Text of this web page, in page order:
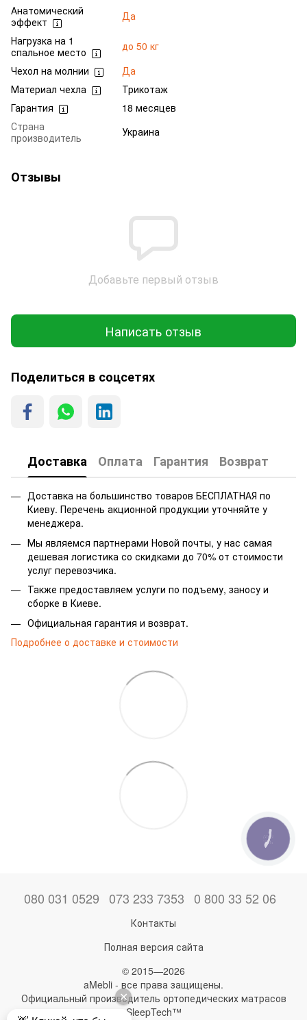
Анатомический
эффект
Да
Нагрузка на 1
спальное место
до 50 кг
Чехол на молнии
Да
Материал чехла
Трикотаж
Гарантия
18 месяцев
Страна
производитель
Украина
Отзывы
Добавьте первый отзыв
Написать отзыв
Поделиться в соцсетях
Доставка Оплата Гарантия Возврат
Доставка на большинство товаров БЕСПЛАТНАЯ по
Киеву. Перечень акционной продукции уточняйте у
менеджера.
Мы являемся партнерами Новой почты, у нас самая
дешевая логистика со скидками до 70% от стоимости
услуг перевозчика.
Также предоставляем услуги по подъему, заносу и
сборке в Киеве.
Официальная гарантия и возврат.
Подробнее о доставке и стоимости
080 031 0529 073 233 7353 0 800 33 52 06
Контакты
Полная версия сайта
© 2015—2026
aMebli - все права защищены.
Официальный производитель ортопедических матрасов
SleepTech™
КНОПКА
ЗВ'ЯЗКУ